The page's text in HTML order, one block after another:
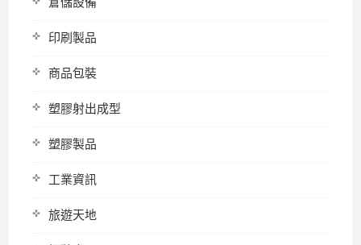
印刷製品
商品包裝
塑膠射出成型
塑膠製品
工業資訊
旅遊天地